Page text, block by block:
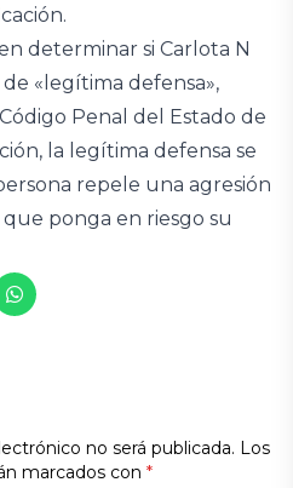
determinar si Carlota N
«legítima defensa»,
Penal del Estado de
la legítima defensa se
repele una agresión
ponga en riesgo su
no será publicada. Los
marcados con *